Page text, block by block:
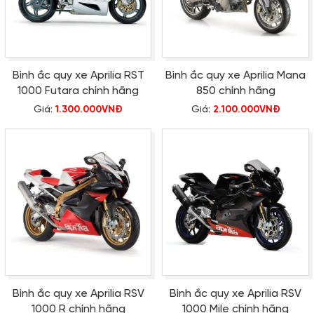
Bình ắc quy xe Aprilia RST
1000 Futara chính hãng
Giá:1.300.000VNĐ
Bình ắc quy xe Aprilia Mana
850 chính hãng
Giá: 2.100.000VNĐ
Bình ắc quy xe Aprilia RSV
1000 R chính hãng
Bình ắc quy xe Aprilia RSV
1000 Mile chính hãng